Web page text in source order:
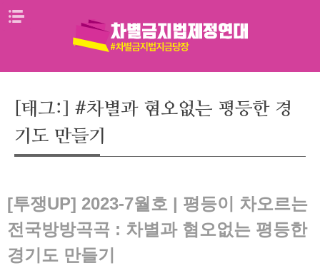
Skip
[태그:] #차별과 혐오없는 평등한 경
기도 만들기
[투쟁UP] 2023-7월호 | 평등이 차오르는
전국방방곡곡 : 차별과 혐오없는 평등한
경기도 만들기